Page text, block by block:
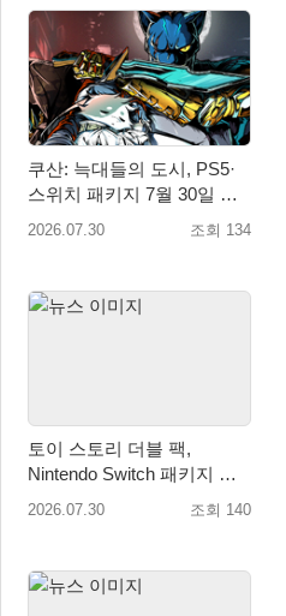
쿠산: 늑대들의 도시, PS5·
스위치 패키지 7월 30일 국
내 정식 출시
2026.07.30 조회 134
토이 스토리 더블 팩,
Nintendo Switch 패키지 예
약판매 시작
2026.07.30 조회 140